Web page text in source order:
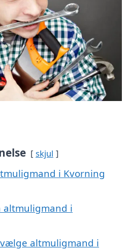
skjul
i Kvorning
altmuligmand i
altmuligmand i